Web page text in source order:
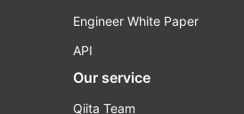
Engineer White Paper
API
Our service
Qiita Team